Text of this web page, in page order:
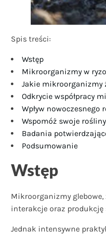
Spis treści:
Wstęp
Mikroorganizmy w
Jakie mikroorganizmy
Odkrycie współpracy
Wpływ
Wspomóż swoje rośliny
Badania
Podsumowanie
Wstęp
Mikroorganizmy glebowe,
interakcje oraz
Jednak intensywne